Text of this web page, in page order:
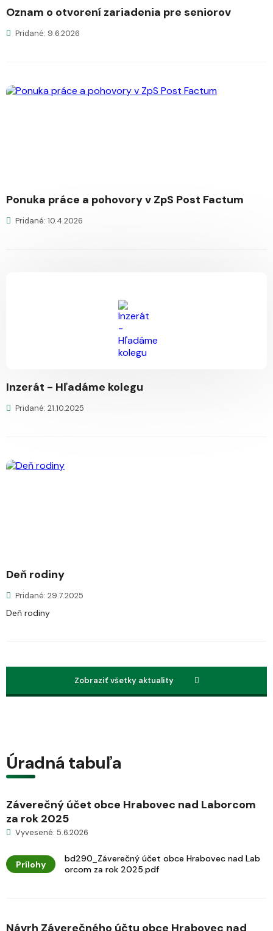
Oznam o otvorení zariadenia pre seniorov
Pridané: 9.6.2026
Ponuka práce a pohovory v ZpS Post Factum
Pridané: 10.4.2026
Inzerát - Hľadáme kolegu
Pridané: 21.10.2025
Deň rodiny
Pridané: 29.7.2025
Deň rodiny
Zobraziť všetky aktuality
Úradná tabuľa
Záverečný účet obce Hrabovec nad Laborcom
za rok 2025
Vyvesené: 5.6.2026
Prílohy
bd290_Záverečný účet obce Hrabovec nad Lab
orcom za rok 2025.pdf
Návrh Záverečného účtu obce Hrabovec nad